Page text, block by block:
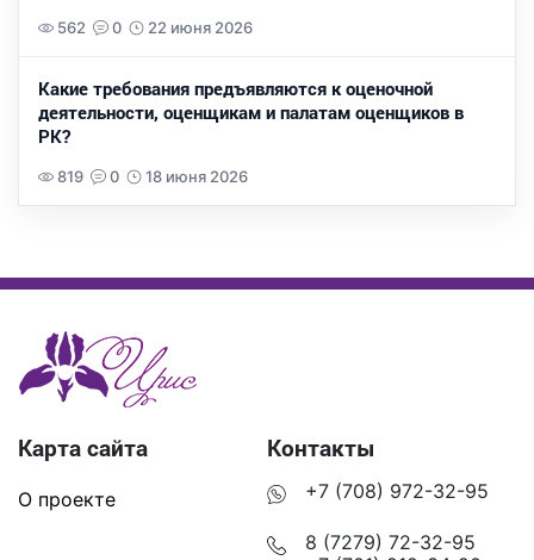
562 0 22 июня 2026
Какие требования предъявляются к оценочной
деятельности, оценщикам и палатам оценщиков в
РК?
819 0 18 июня 2026
Карта сайта
О проекте
Контакты
+7 (708) 972-32-95
8 (7279) 72-32-95